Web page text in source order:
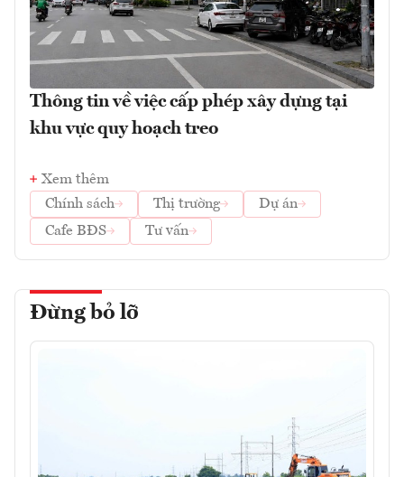
Thông tin về việc cấp phép xây dựng tại
khu vực quy hoạch treo
Xem thêm
Chính sách
Thị trường
Dự án
Cafe BĐS
Tư vấn
Đừng bỏ lỡ